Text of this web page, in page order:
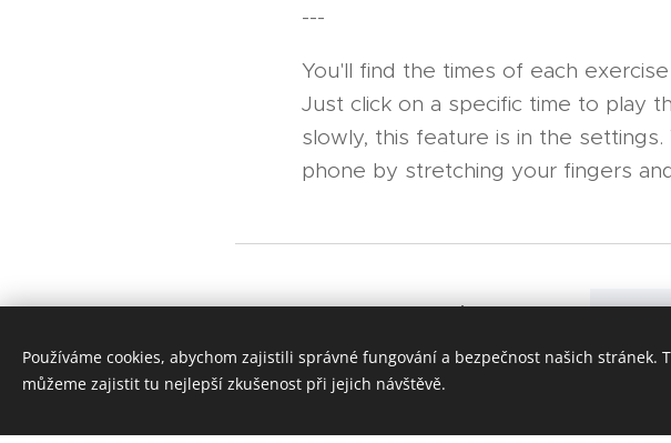
---
You'll find the times of each
Just click on a specific time to play
slowly, this feature is in the
phone by stretching your fingers
zpět na seznam kapitol / back to
Používáme cookies, abychom zajistili správné fungování a bezpečnost našich stránek.
můžeme zajistit tu nejlepší zkušenost při jejich návštěvě.